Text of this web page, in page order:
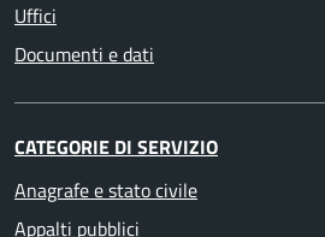
Uffici
Documenti e dati
CATEGORIE DI SERVIZIO
Anagrafe e stato civile
Appalti pubblici